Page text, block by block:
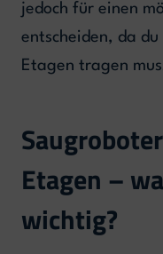
jedoch für einen
entscheiden, da
Etagen tragen
Etagen –
wichtig?